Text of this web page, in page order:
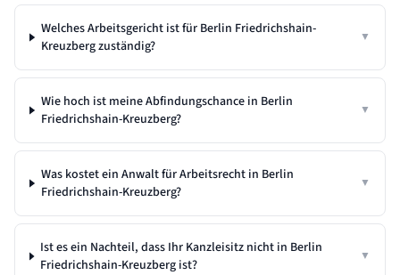
Welches Arbeitsgericht ist für Berlin Friedrichshain-
Kreuzberg zuständig?
▼
Wie hoch ist meine Abfindungschance in Berlin
Friedrichshain-Kreuzberg?
▼
Was kostet ein Anwalt für Arbeitsrecht in Berlin
Friedrichshain-Kreuzberg?
▼
Ist es ein Nachteil, dass Ihr Kanzleisitz nicht in Berlin
Friedrichshain-Kreuzberg ist?
▼